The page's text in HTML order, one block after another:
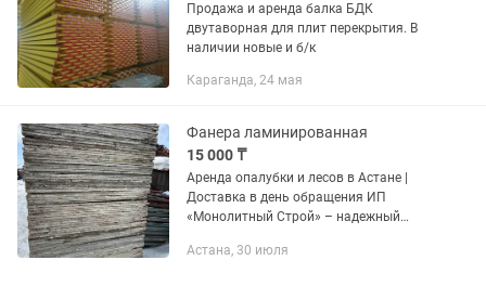
Продажа и аренда балка БДК
двутаворная для плит перекрытия. В
наличии новые и б/к
Караганда, 24 мая
Фанера ламинированная
15 000 ₸
Аренда опалубки и лесов в Астане |
Доставка в день обращения ИП
«Монолитный Строй» – надежный
монолитного строительства. В
Астана, 30 июля